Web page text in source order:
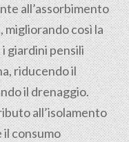
all’assorbimento
migliorando così la
giardini pensili
riducendo il
il drenaggio.
all’isolamento
consumo